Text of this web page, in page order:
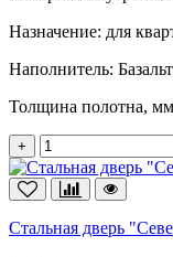
Назначение: для
Наполнитель:
Толщина полотна,
+
Стальная дверь